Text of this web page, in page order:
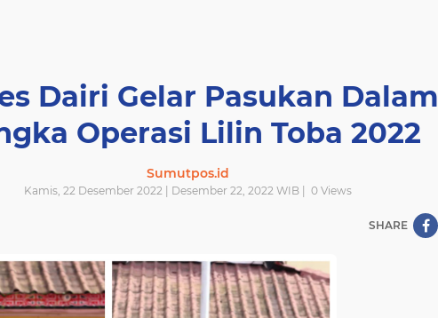
Dairi Gelar Pasukan Dalam
Operasi Lilin Toba 2022
Sumutpos.id
Kamis, 22 Desember 2022 | Desember 22, 2022 WIB | 0Views
SHARE